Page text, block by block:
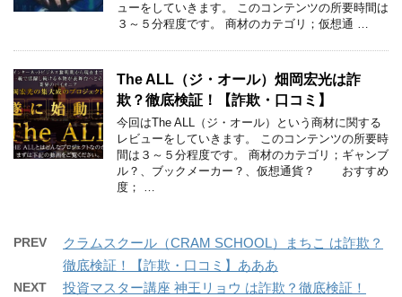
ューをしていきます。 このコンテンツの所要時間は
３～５分程度です。 商材のカテゴリ；仮想通 …
The ALL（ジ・オール）畑岡宏光は詐
欺？徹底検証！【詐欺・口コミ】
今回はThe ALL（ジ・オール）という商材に関する
レビューをしていきます。 このコンテンツの所要時
間は３～５分程度です。 商材のカテゴリ；ギャンブ
ル？、ブックメーカー？、仮想通貨？ おすすめ
度； …
PREV
クラムスクール（CRAM SCHOOL）まちこ は詐欺？
徹底検証！【詐欺・口コミ】あああ
NEXT
投資マスター講座 神王リョウ は詐欺？徹底検証！